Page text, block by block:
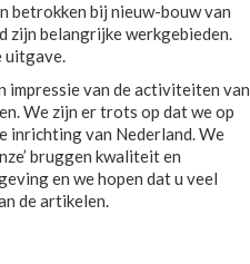
betrokken bij nieuw-bouw van
zijn belangrijke werkgebieden.
uitgave.
impressie van de activiteiten van
We zijn er trots op dat we op
inrichting van Nederland. We
bruggen kwaliteit en
en we hopen dat u veel
de artikelen.